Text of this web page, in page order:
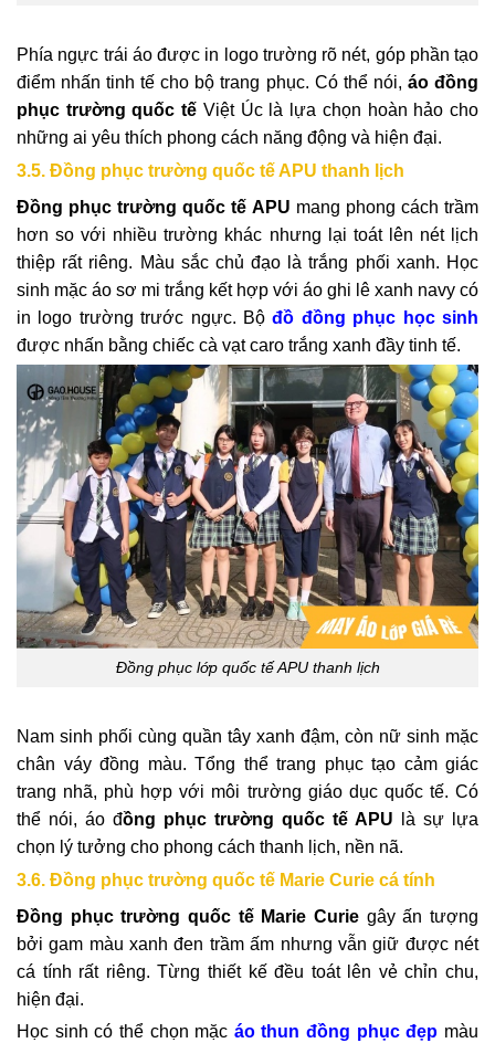
Phía ngực trái áo được in logo trường rõ nét, góp phần tạo
điểm nhấn tinh tế cho bộ trang phục. Có thể nói, áo đồng
phục trường quốc tế Việt Úc là lựa chọn hoàn hảo cho
những ai yêu thích phong cách năng động và hiện đại.
3.5. Đồng phục trường quốc tế APU thanh lịch
Đồng phục trường quốc tế APU mang phong cách trầm
hơn so với nhiều trường khác nhưng lại toát lên nét lịch
thiệp rất riêng. Màu sắc chủ đạo là trắng phối xanh. Học
sinh mặc áo sơ mi trắng kết hợp với áo ghi lê xanh navy có
in logo trường trước ngực. Bộđồ đồng phục học sinh
được nhấn bằng chiếc cà vạt caro trắng xanh đầy tinh tế.
Đồng phục lớp quốc tế APU thanh lịch
Nam sinh phối cùng quần tây xanh đậm, còn nữ sinh mặc
chân váy đồng màu. Tổng thể trang phục tạo cảm giác
trang nhã, phù hợp với môi trường giáo dục quốc tế. Có
thể nói, áo đồng phục trường quốc tế APU là sự lựa
chọn lý tưởng cho phong cách thanh lịch, nền nã.
3.6. Đồng phục trường quốc tế Marie Curie cá tính
Đồng phục trường quốc tế Marie Curie gây ấn tượng
bởi gam màu xanh đen trầm ấm nhưng vẫn giữ được nét
cá tính rất riêng. Từng thiết kế đều toát lên vẻ chỉn chu,
hiện đại.
Học sinh có thể chọn mặc áo thun đồng phục đẹp màu